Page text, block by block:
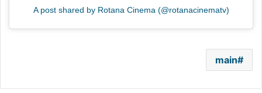
A post shared by Rotana Cinema (@rotanacinematv)
main